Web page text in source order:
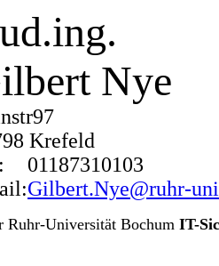
Nye
Krefeld
01187310103
Gilbert.Nye@ruhr-
Ruhr-Universität Bochum IT-